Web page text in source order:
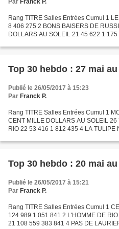
Par Franck P.
Rang TITRE Salles Entrées Cumul 1
8 406 275 2 BONS BAISERS DE
DOLLARS AU SOLEIL 21 45 622 1
Top 30 hebdo : 27 mai
Publié le 26/05/2017 à 15:23
Par Franck P.
Rang TITRE Salles Entrées Cumul 1
CENT MILLE DOLLARS AU SOLEIL
RIO 22 53 416 1 812 435 4 LA
EXPLOSIF...
Top 30 hebdo : 20 mai
Publié le 26/05/2017 à 15:21
Par Franck P.
Rang TITRE Salles Entrées Cumul 1
124 989 1 051 841 2 L'HOMME DE
21 108 559 383 841 4 PAS DE